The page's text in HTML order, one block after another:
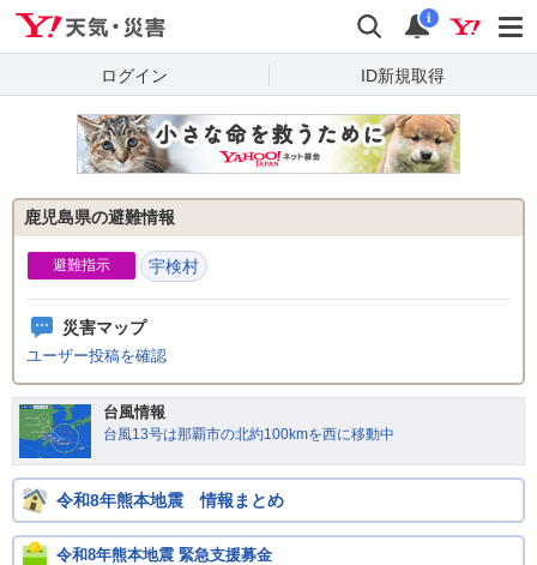
検索 通知
i
ログイン ID新規取得
鹿児島県の避難情報
避難指示 宇検村
災害マップ
ユーザー投稿を確認
台風情報
台風13号は那覇市の北約100kmを西に移動中
令和8年熊本地震 情報まとめ
令和8年熊本地震 緊急支援募金